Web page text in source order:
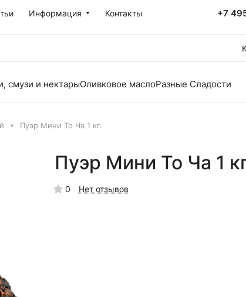
Информация Контакты +7
смузи и нектарыОливковое маслоРазные Сладости
Пуэр Мини То Ча 1 кг.
Пуэр Мини То Ча 1
0 Нет отзывов